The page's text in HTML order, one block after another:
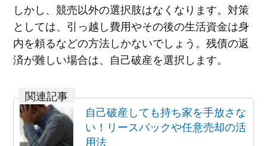
しかし、競売以外の選択肢はなくなります。対策
としては、引っ越し費用やその後の生活資金は身
内を頼るなどの方法しかないでしょう。残債の返
済が難しい場合は、自己破産を選択します。
自己破産しても持ち家を手放さな
い！リースバックや任意売却の活
用法